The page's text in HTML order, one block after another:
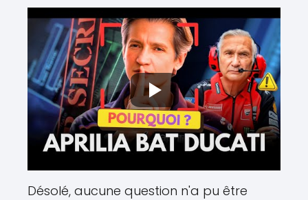
Désolé, aucune question n'a pu être